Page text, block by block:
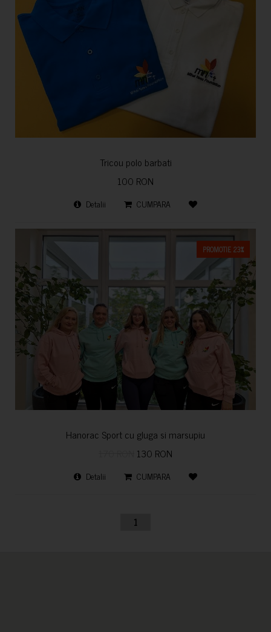
Tricou polo barbati
100 RON
Detalii CUMPARA
PROMOTIE 23%
Hanorac Sport cu gluga si marsupiu
130 RON
Detalii CUMPARA
1